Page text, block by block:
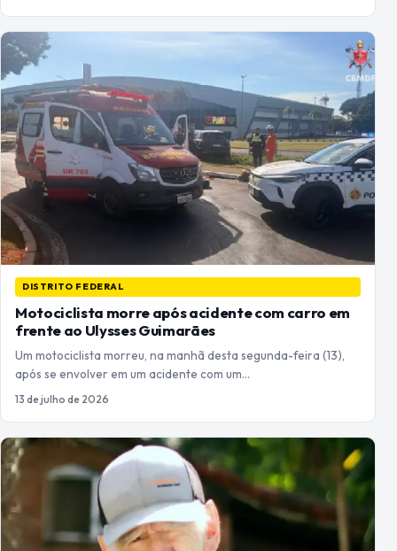
DISTRITO FEDERAL
Motociclista morre após acidente com carro em
frente ao Ulysses Guimarães
Um motociclista morreu, na manhã desta segunda-feira (13),
após se envolver em um acidente com um…
13 de julho de 2026